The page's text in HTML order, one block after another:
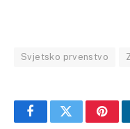
Svjetsko prvenstvo
FacebookTwitter